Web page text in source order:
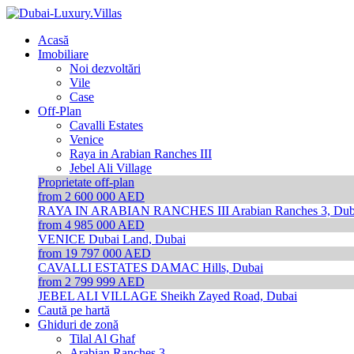
Acasă
Imobiliare
Noi dezvoltări
Vile
Case
Off-Plan
Cavalli Estates
Venice
Raya in Arabian Ranches III
Jebel Ali Village
Proprietate off-plan
from 2 600 000 AED
RAYA IN ARABIAN RANCHES III Arabian Ranches 3,
from 4 985 000 AED
VENICE Dubai Land, Dubai
from 19 797 000 AED
CAVALLI ESTATES DAMAC Hills, Dubai
from 2 799 999 AED
JEBEL ALI VILLAGE Sheikh Zayed Road, Dubai
Caută pe hartă
Ghiduri de zonă
Tilal Al Ghaf